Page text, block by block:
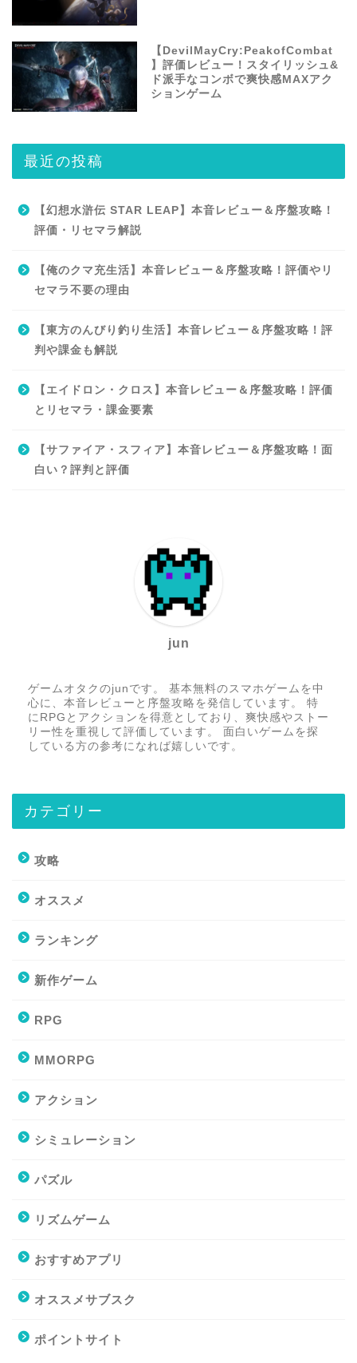
【DevilMayCry:PeakofCombat
】評価レビュー！スタイリッシュ&
ド派手なコンボで爽快感MAXアク
ションゲーム
最近の投稿
【幻想水滸伝 STAR LEAP】本音レビュー＆序盤攻略！
評価・リセマラ解説
【俺のクマ充生活】本音レビュー＆序盤攻略！評価やリ
セマラ不要の理由
【東方のんびり釣り生活】本音レビュー＆序盤攻略！評
判や課金も解説
【エイドロン・クロス】本音レビュー＆序盤攻略！評価
とリセマラ・課金要素
【サファイア・スフィア】本音レビュー＆序盤攻略！面
白い？評判と評価
jun
ゲームオタクのjunです。 基本無料のスマホゲームを中
心に、本音レビューと序盤攻略を発信しています。 特
にRPGとアクションを得意としており、爽快感やストー
リー性を重視して評価しています。 面白いゲームを探
している方の参考になれば嬉しいです。
カテゴリー
攻略
オススメ
ランキング
新作ゲーム
RPG
MMORPG
アクション
シミュレーション
パズル
リズムゲーム
おすすめアプリ
オススメサブスク
ポイントサイト